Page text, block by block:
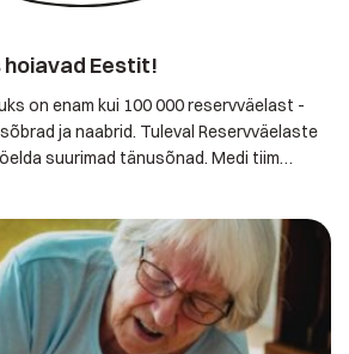
hoiavad Eestit!
on enam kui 100 000 reservväelast -
ja naabrid. Tuleval
soovime neile öelda suurimad
kampaanias, sest usume, et
kodust. Selleks, et Sinu südames
riigikaitsesse või […]